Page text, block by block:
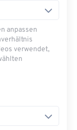
anpassen
verwendet,